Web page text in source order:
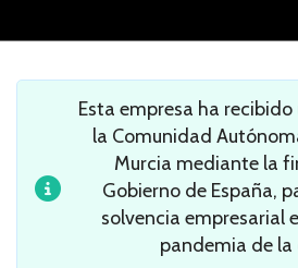
Esta empresa ha
la Comunidad
Murcia mediante la
Gobierno de España,
solvencia empresarial
pandemia de la